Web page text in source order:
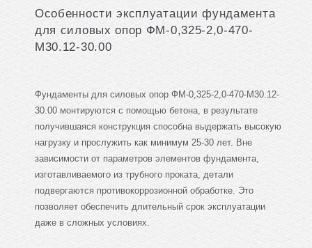
Особенности эксплуатации фундамента
для силовых опор ФМ-0,325-2,0-470-
М30.12-30.00
Фундаменты для силовых опор ФМ-0,325-2,0-470-М30.12-
30.00 монтируются с помощью бетона, в результате
получившаяся конструкция способна выдержать высокую
нагрузку и прослужить как минимум 25-30 лет. Вне
зависимости от параметров элементов фундамента,
изготавливаемого из трубного проката, детали
подвергаются противокоррозионной обработке. Это
позволяет обеспечить длительный срок эксплуатации
даже в сложных условиях.